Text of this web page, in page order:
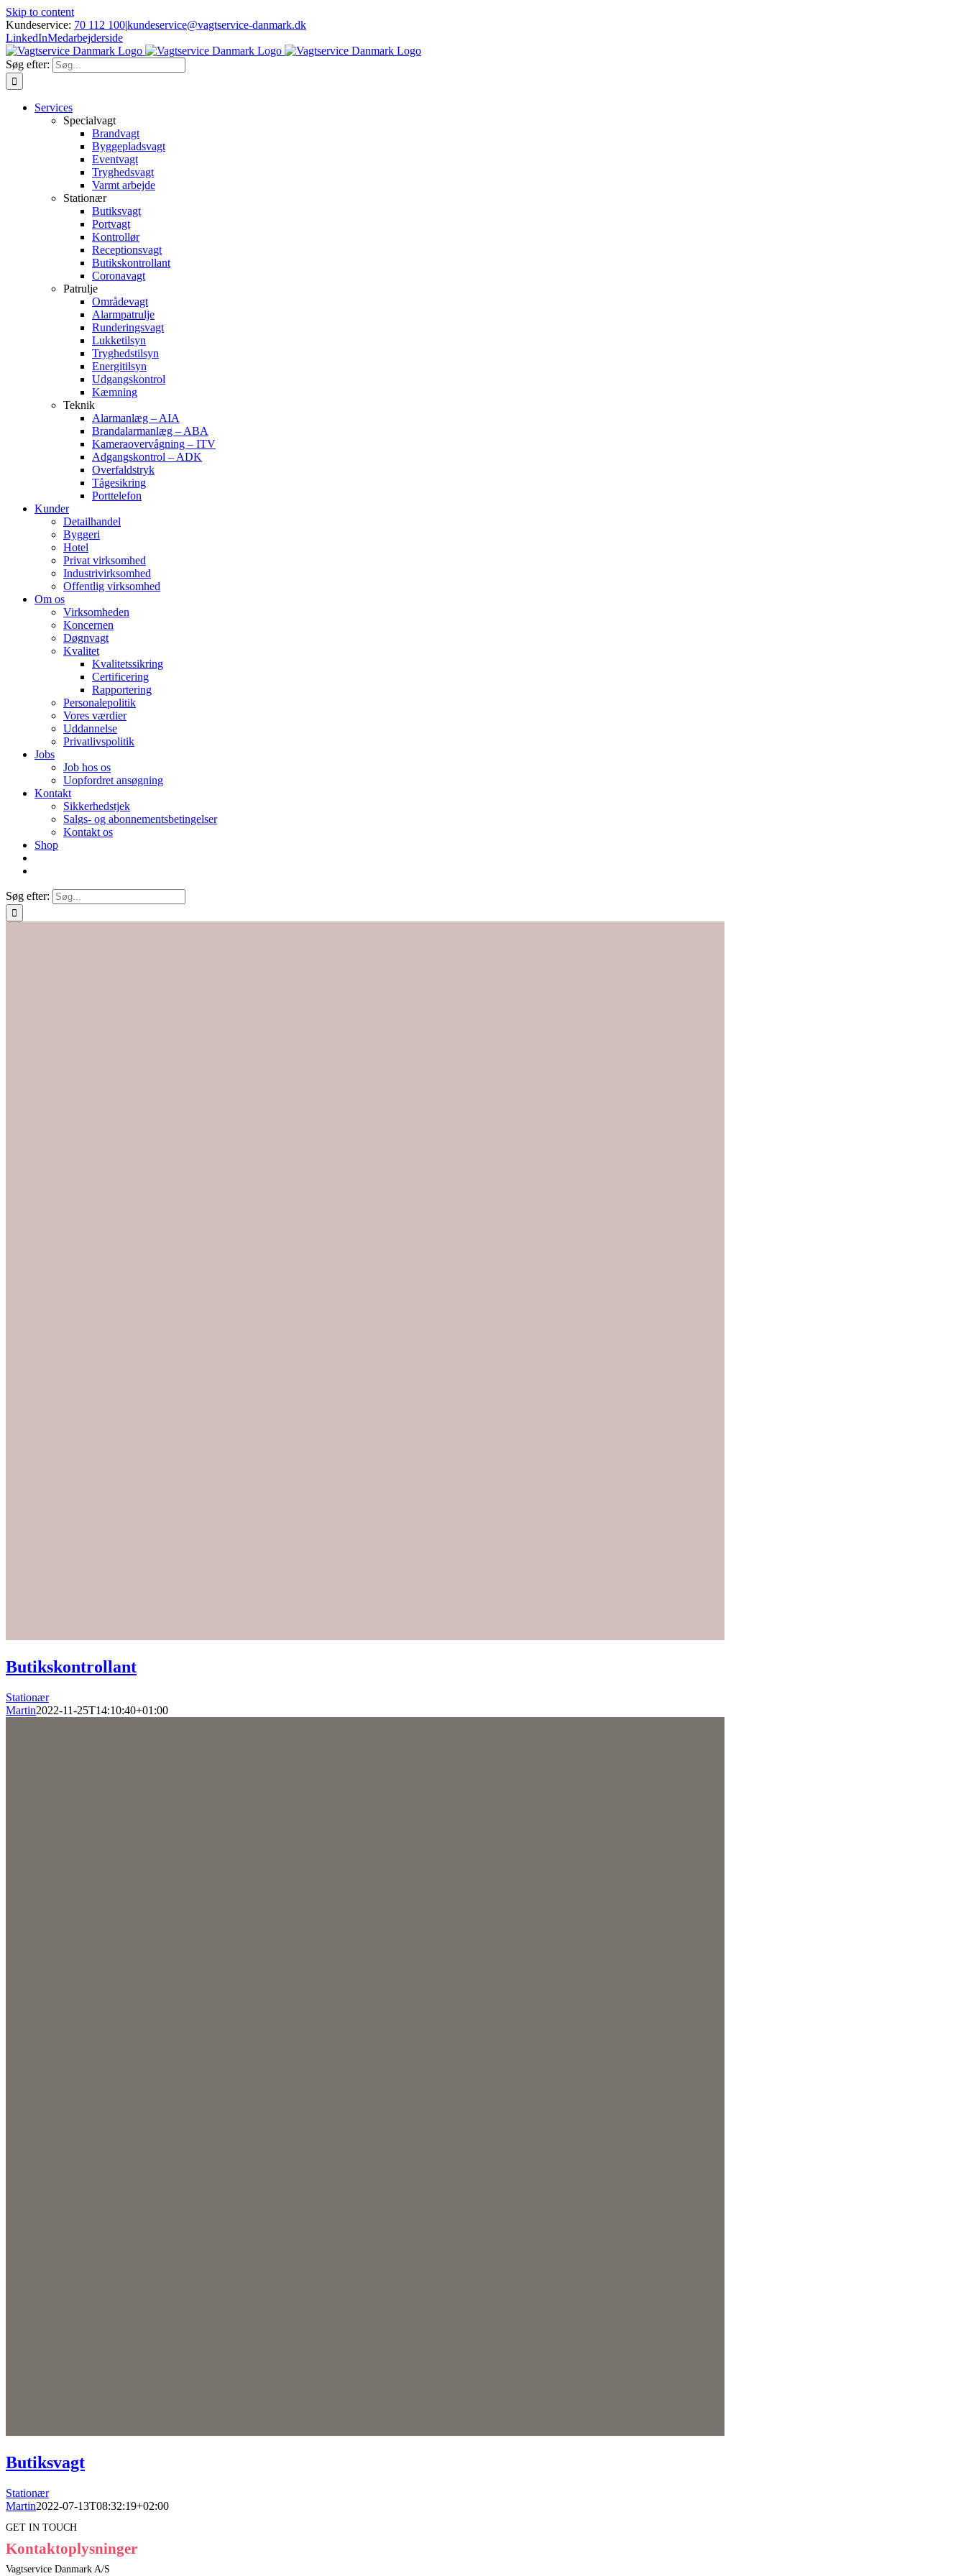
Skip to content
Kundeservice: 70 112 100|kundeservice@vagtservice-danmark.dk
LinkedInMedarbejderside
Søg efter:
Services
Specialvagt
Brandvagt
Byggepladsvagt
Eventvagt
Tryghedsvagt
Varmt arbejde
Stationær
Butiksvagt
Portvagt
Kontrollør
Receptionsvagt
Butikskontrollant
Coronavagt
Patrulje
Områdevagt
Alarmpatrulje
Runderingsvagt
Lukketilsyn
Tryghedstilsyn
Energitilsyn
Udgangskontrol
Kæmning
Teknik
Alarmanlæg – AIA
Brandalarmanlæg – ABA
Kameraovervågning – ITV
Adgangskontrol – ADK
Overfaldstryk
Tågesikring
Porttelefon
Kunder
Detailhandel
Byggeri
Hotel
Privat virksomhed
Industrivirksomhed
Offentlig virksomhed
Om os
Virksomheden
Koncernen
Døgnvagt
Kvalitet
Kvalitetssikring
Certificering
Rapportering
Personalepolitik
Vores værdier
Uddannelse
Privatlivspolitik
Jobs
Job hos os
Uopfordret ansøgning
Kontakt
Sikkerhedstjek
Salgs- og abonnementsbetingelser
Kontakt os
Shop
Søg efter:
Butikskontrollant
Stationær
Martin2022-11-25T14:10:40+01:00
Butiksvagt
Stationær
Martin2022-07-13T08:32:19+02:00
GET IN TOUCH
Kontaktoplysninger
Vagtservice Danmark A/S